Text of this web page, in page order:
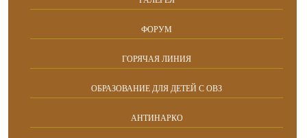
ФОРУМ
ГОРЯЧАЯ ЛИНИЯ
ОБРАЗОВАНИЕ ДЛЯ ДЕТЕЙ С ОВЗ
АНТИНАРКО